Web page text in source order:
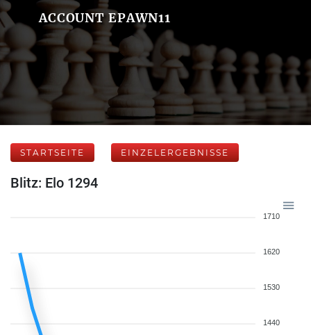
ACCOUNT EPAWN11
STARTSEITE EINZELERGEBNISSE
Blitz: Elo 1294
1710
1620
1530
1440